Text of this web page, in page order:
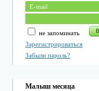
не запоминать
Зарегистрироваться
Забыли пароль?
Малыш месяца